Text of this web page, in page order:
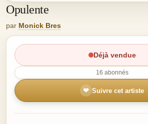
Opulente
par Monick Bres
Déjà vendue
16 abonnés
❤ Suivre cet artiste